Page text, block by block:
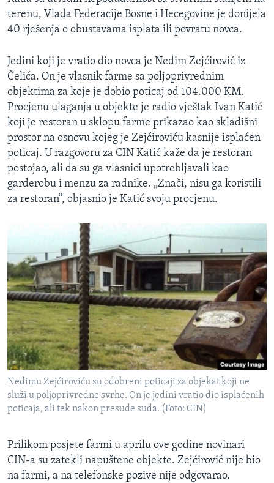
terenu, Vlada Federacije Bosne i Hecegovine je donijela
40 rješenja o obustavama isplata ili povratu novca.
Jedini koji je vratio dio novca je Nedim Zejćirović iz
Čelića. On je vlasnik farme sa poljoprivrednim
objektima za koje je dobio poticaj od 104.000 KM.
Procjenu ulaganja u objekte je radio vještak Ivan Katić
koji je restoran u sklopu farme prikazao kao skladišni
prostor na osnovu kojeg je Zejćiroviću kasnije isplaćen
poticaj. U razgovoru za CIN Katić kaže da je restoran
postojao, ali da su ga vlasnici upotrebljavali kao
garderobu i menzu za radnike. „Znači, nisu ga koristili
za restoran“, objasnio je Katić svoju procjenu.
Nedimu Zejćiroviću su odobreni poticaji za objekat koji ne
služi u poljoprivredne svrhe. On je jedini vratio dio isplaćenih
poticaja, ali tek nakon presude suda. (Foto: CIN)
Prilikom posjete farmi u aprilu ove godine novinari
CIN-a su zatekli napuštene objekte. Zejćirović nije bio
na farmi, a na telefonske pozive nije odgovarao.